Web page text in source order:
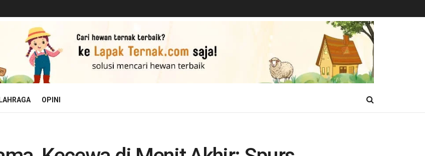
OPINI